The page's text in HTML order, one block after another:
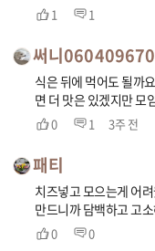
1 1
써니
식은 뒤에 먹어도 될까
면 더 맛은 있겠지만 모
0 1 3주 전
패티
치즈넣고 모으는게 어
만드니까 담백하고 고
0 0